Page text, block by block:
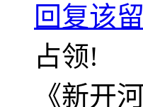
回复该
占领!
《新开